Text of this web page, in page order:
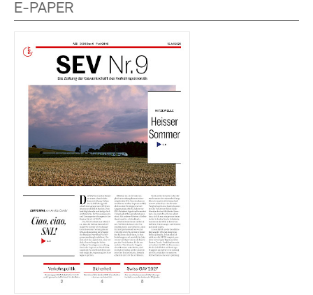
E-PAPER